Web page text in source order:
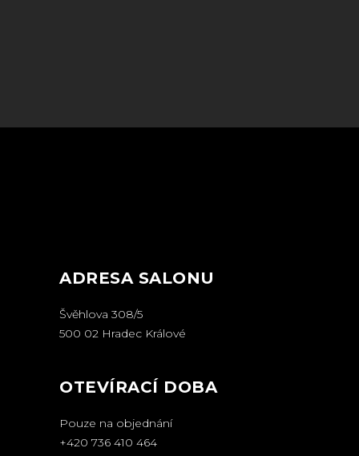
ADRESA SALONU
Švěhlova 308/5
500 02 Hradec Králové
OTEVÍRACÍ DOBA
Pouze na objednání
+420 736 410 464